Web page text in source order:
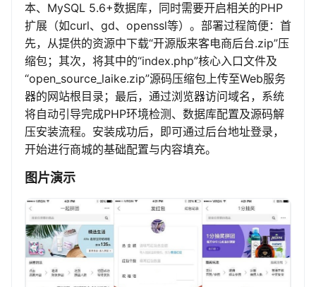
本、MySQL 5.6+数据库，同时需要开启相关的PHP
扩展（如curl、gd、openssl等）。部署过程简便：首
先，从提供的资源中下载“开源版来客电商后台.zip”压
缩包；其次，将其中的“index.php”核心入口文件及
“open_source_laike.zip”源码压缩包上传至Web服务
器的网站根目录；最后，通过浏览器访问域名，系统
将自动引导完成PHP环境检测、数据库配置及源码解
压安装流程。安装成功后，即可通过后台地址登录，
开始进行商城的基础配置与内容填充。
图片演示